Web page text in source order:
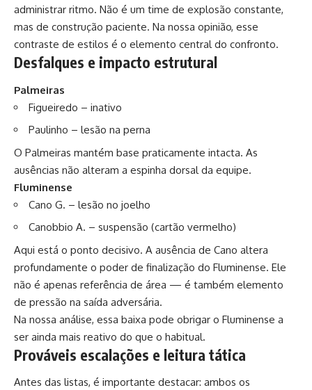
administrar ritmo. Não é um time de explosão constante,
mas de construção paciente. Na nossa opinião, esse
contraste de estilos é o elemento central do confronto.
Desfalques e impacto estrutural
Palmeiras
Figueiredo – inativo
Paulinho – lesão na perna
O Palmeiras mantém base praticamente intacta. As
ausências não alteram a espinha dorsal da equipe.
Fluminense
Cano G. – lesão no joelho
Canobbio A. – suspensão (cartão vermelho)
Aqui está o ponto decisivo. A ausência de Cano altera
profundamente o poder de finalização do Fluminense. Ele
não é apenas referência de área — é também elemento
de pressão na saída adversária.
Na nossa análise, essa baixa pode obrigar o Fluminense a
ser ainda mais reativo do que o habitual.
Prováveis escalações e leitura tática
Antes das listas, é importante destacar: ambos os